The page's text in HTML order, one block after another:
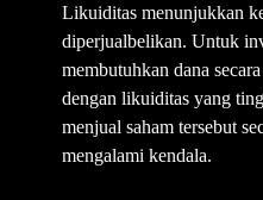
Likuiditas menunjukkan
diperjualbelikan. Untuk
membutuhkan dana
dengan likuiditas yang
menjual saham tersebut
mengalami kendala.